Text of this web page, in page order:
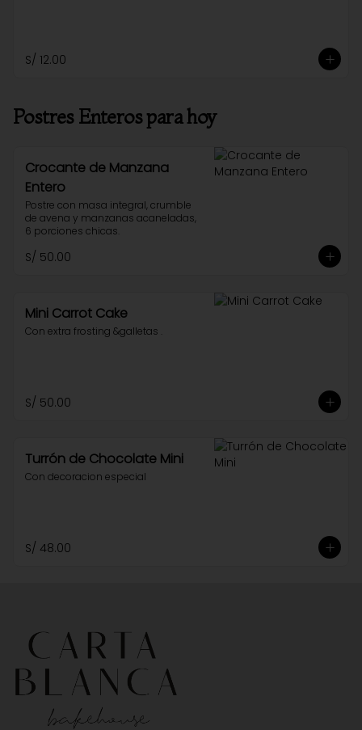
S/ 12.00
Postres Enteros para hoy
Crocante de Manzana
Entero
Postre con masa integral, crumble
de avena y manzanas acaneladas,
6 porciones chicas.
S/ 50.00
Mini Carrot Cake
Con extra frosting &galletas .
S/ 50.00
Turrón de Chocolate Mini
Con decoracion especial
S/ 48.00